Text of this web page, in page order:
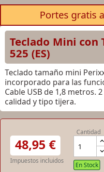
Portes gratis
Teclado Mini con
525 (ES)
Teclado tamaño mini
incorporado para las
Cable USB de 1,8 metros.
calidad y tipo tijera.
48,95 €
Impuestos incluidos
Cantidad
En Stock